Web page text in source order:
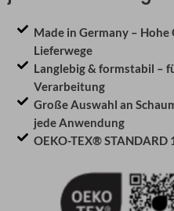
Made in Germany –
Lieferwege
Langlebig & formstabil –
Verarbeitung
Große Auswahl an
jede Anwendung
OEKO-TEX®